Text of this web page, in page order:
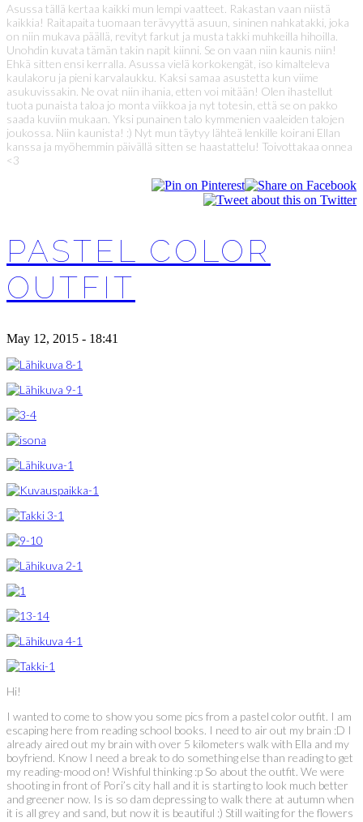
Asussa tällä kertaa kaikki mun lempi vaatteet. Rakastan vaan niistä
kaikkia! Raitapaita tuomaan terävyyttä asuun, sininen nahkatakki, joka
on niin mukava päällä, revityt farkut ja musta takki muhkeilla hihoilla.
Unohdin kuvata tämän takin napit kiinni. Se on vaan niin kaunis niin!
Ehkä sitten ensi kerralla. Asussa vielä korkokengät, iso kimalteleva
kaulakoru ja pieni karvalaukku. Kaksi samaa asustetta kun viime
asukuvissakin. Ne ovat niin ihania, etten voi mitään! Olen ihastellut
tuota punaista taloa jo monta viikkoa ja nyt totesin, että se on pakko
saada kuviin mukaan. Yksi punainen talo kymmenien vaaleiden talojen
joukossa. Niin kaunista! :) Nyt mun täytyy lähteä lenkille koirani Ellan
kanssa ja myöhemmin päivällä sitten se haastattelu! Toivottakaa onnea
<3
PASTEL COLOR
OUTFIT
May 12, 2015 - 18:41
Hi!
I wanted to come to show you some pics from a pastel color outfit. I am
escaping here from reading school books. I need to air out my brain :D I
already aired out my brain with over 5 kilometers walk with Ella and my
boyfriend. Know I need a break to do something else than reading to get
my reading-mood on! Wishful thinking :p So about the outfit. We were
shooting in front of Pori’s city hall and it is starting to look much better
and greener now. Is is so dam depressing to walk there at autumn when
it is all grey and sand, but now it is beautiful :) Still waiting for the flowers